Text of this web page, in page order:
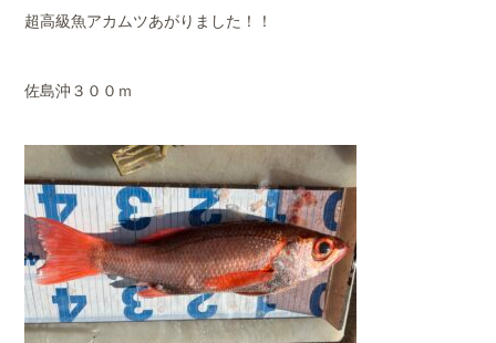
超高級魚アカムツあがりました！！
佐島沖３００ｍ